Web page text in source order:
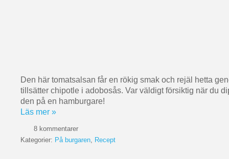
Den här tomatsalsan får en rökig smak och rejäl hetta
tillsätter chipotle i adobosås. Var väldigt försiktig när du
den på en hamburgare!
Läs mer »
8 kommentarer
Kategorier: På burgaren, Recept